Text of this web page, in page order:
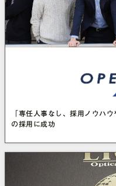
「専任人事なし、採用ノウハ
の採用に成功